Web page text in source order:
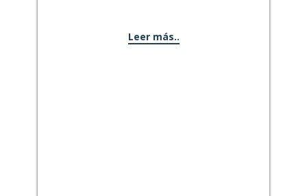
Leer más..